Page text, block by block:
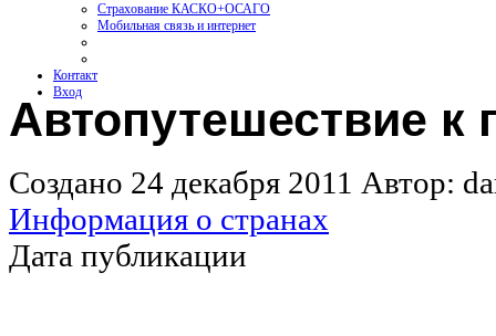
Страхование КАСКО+ОСАГО
Мобильная связь и интернет
Контакт
Вход
Автопутешествие к
Создано 24 декабря 2011 Автор:
Информация о странах
Дата публикации